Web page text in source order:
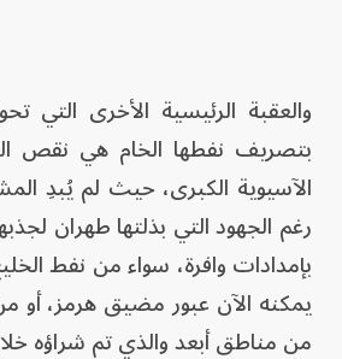
والعقبة الرئيسية الأخرى التي
بتصريف نفطها الخام هي نقص
الآسيوية الكبرى، حيث لم يُبدِ
رغم الجهود التي بذلتها طهران
بإمدادات وافرة، سواء من نفط
يمكنه الآن عبور مضيق هرمز، أو من
من مناطق أبعد والذي تم شراؤه